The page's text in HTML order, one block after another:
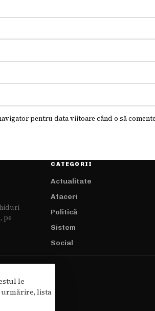
pentru data viitoare când o să
pe
CATEGORII
Actualitate
Afaceri
Politică
Sistem
Social
le
urmărire, lista